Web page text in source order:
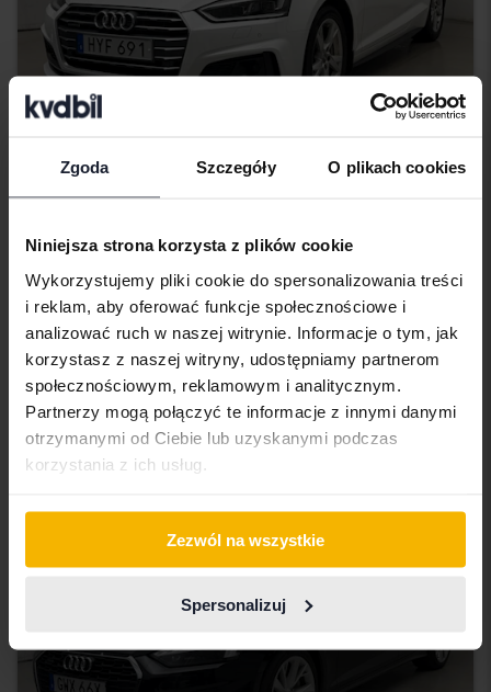
Zgoda Szczegóły O plikach cookies
Niniejsza strona korzysta z plików cookie
Wykorzystujemy pliki cookie do spersonalizowania treści
i reklam, aby oferować funkcje społecznościowe i
analizować ruch w naszej witrynie. Informacje o tym, jak
korzystasz z naszej witryny, udostępniamy partnerom
społecznościowym, reklamowym i analitycznym.
Partnerzy mogą połączyć te informacje z innymi danymi
otrzymanymi od Ciebie lub uzyskanymi podczas
korzystania z ich usług.
Zezwól na wszystkie
Spersonalizuj
Certyfikowany
Audi A5
2.0 TDI Coupé quattro
2018
105 600 km
Diesel
Åkersberga (Runö)
Wiodąca oferta: 130 000 SEK
Z finansowaniem 1 108 SEK/miesiąc
Kup teraz 229 800 SEK